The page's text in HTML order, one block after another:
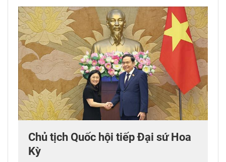
Chủ tịch Quốc hội tiếp Đại sứ Hoa
Kỳ